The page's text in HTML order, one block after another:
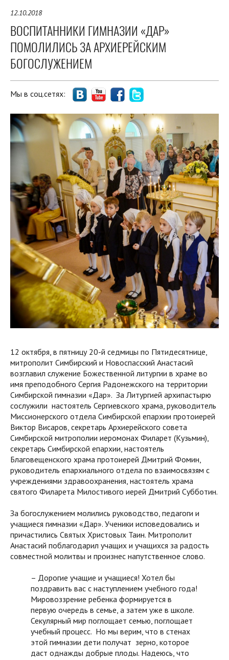
12.10.2018
ВОСПИТАННИКИ ГИМНАЗИИ «ДАР»
ПОМОЛИЛИСЬ ЗА АРХИЕРЕЙСКИМ
БОГОСЛУЖЕНИЕМ
Мы в соц.сетях:
12 октября, в пятницу 20-й седмицы по Пятидесятнице,
митрополит Симбирский и Новоспасский Анастасий
возглавил служение Божественной литургии в храме во
имя преподобного Сергия Радонежского на территории
Симбирской гимназии «Дар». За Литургией архипастырю
сослужили настоятель Сергиевского храма, руководитель
Миссионерского отдела Симбирской епархии протоиерей
Виктор Висаров, секретарь Архиерейского совета
Симбирской митрополии иеромонах Филарет (Кузьмин),
секретарь Симбирской епархии, настоятель
Благовещенского храма протоиерей Дмитрий Фомин,
руководитель епархиального отдела по взаимосвязям с
учреждениями здравоохранения, настоятель храма
святого Филарета Милостивого иерей Дмитрий Субботин.
За богослужением молились руководство, педагоги и
учащиеся гимназии «Дар». Ученики исповедовались и
причастились Святых Христовых Таин. Митрополит
Анастасий поблагодарил учащих и учащихся за радость
совместной молитвы и произнес напутственное слово.
– Дорогие учащие и учащиеся! Хотел бы
поздравить вас с наступлением учебного года!
Мировоззрение ребенка формируется в
первую очередь в семье, а затем уже в школе.
Секулярный мир поглощает семью, поглощает
учебный процесс. Но мы верим, что в стенах
этой гимназии дети получат зерно, которое
даст однажды добрые плоды. Надеюсь, что